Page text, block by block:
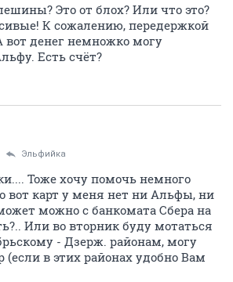
Это от блох? Или что это?
К сожалению, передержкой
вот денег немножко могу
Есть счёт?
Эльфийка
Тоже хочу помочь немного
вот карт у меня нет ни Альфы, ни
можно с банкомата Сбера на
Или во вторник буду мотаться
- Дзерж. районам, могу
(если в этих районах удобно Вам